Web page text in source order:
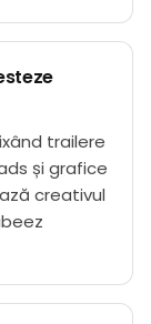
trailere
și grafice
creativul